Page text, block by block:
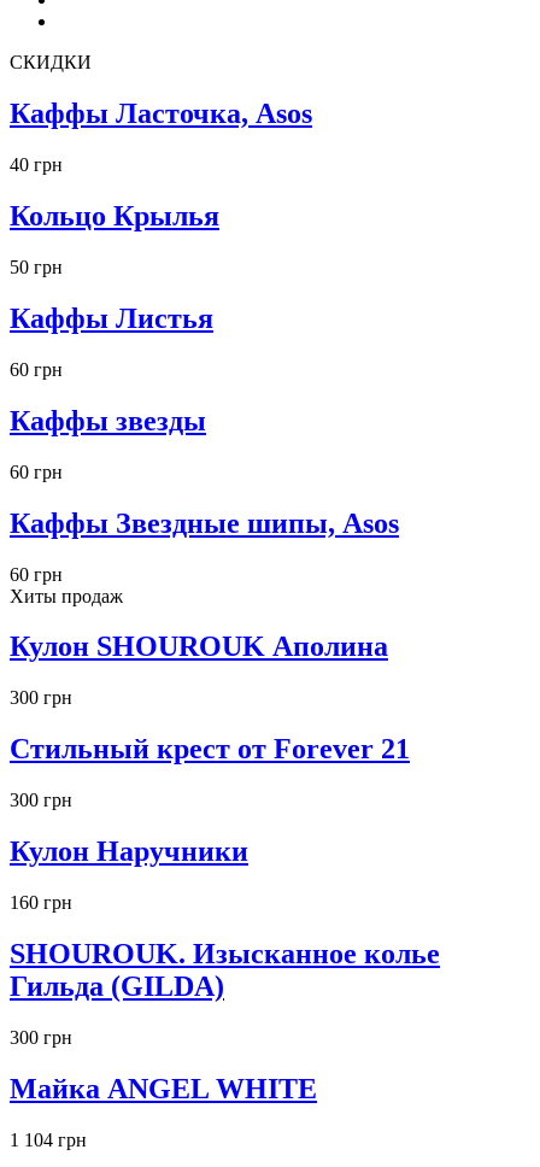
СКИДКИ
Каффы Ласточка, Asos
40 грн
Кольцо Крылья
50 грн
Каффы Листья
60 грн
Каффы звезды
60 грн
Каффы Звездные шипы, Asos
60 грн
Хиты продаж
Кулон SHOUROUK Аполина
300 грн
Стильный крест от Forever 21
300 грн
Кулон Наручники
160 грн
SHOUROUK. Изысканное колье
Гильда (GILDA)
300 грн
Майка ANGEL WHITE
1 104 грн